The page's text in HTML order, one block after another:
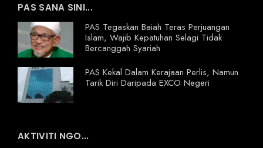
PAS SANA SINI...
PAS Tegaskan Baiah Teras Perjuangan
Islam, Wajib Kepatuhan Selagi Tidak
Bercanggah Syariah
PAS Kekal Dalam Kerajaan Perlis, Namun
Tarik Diri Daripada EXCO Negeri
AKTIVITI NGO...